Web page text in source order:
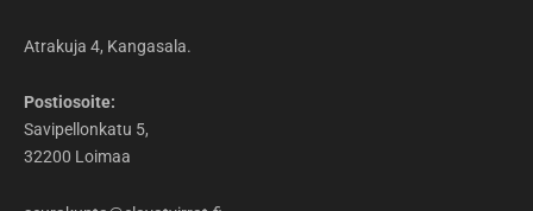
Atrakuja 4, Kangasala.
Postiosoite:
Savipellonkatu 5,
32200 Loimaa